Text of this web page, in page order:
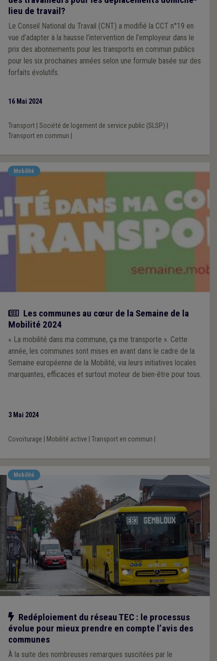
lieu de travail?
Le Conseil National du Travail (CNT) a modifié la CCT n°19 en
vue d’adapter à la hausse l’intervention de l’employeur dans le
prix des abonnements pour les transports en commun publics
pour les six prochaines années selon une formule basée sur des
forfaits évolutifs.
16 Mai 2024
Transport| Société de logement de service public (SLSP)
Transport en commun
Mobilité
Actualité
Les communes au cœur de la Semaine de la
Mobilité 2024
« La mobilité dans ma commune, ça me transporte ». Cette
année, les communes sont mises en avant dans le cadre de la
Semaine européenne de la Mobilité, via leurs initiatives locales
marquantes, efficaces et surtout moteur de bien-être pour tous.
3 Mai 2024
Covoiturage Mobilité active Transport en commun
Mobilité
Notre action
Redéploiement du réseau TEC : le processus
évolue pour mieux prendre en compte l’avis des
communes
À la suite des nombreuses remarques suscitées par le